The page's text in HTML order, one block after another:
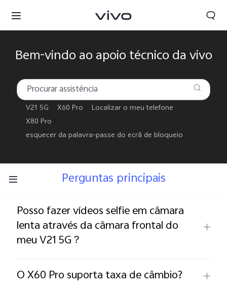
Bem-vindo ao apoio técnico da vivo
V21 5G X60 Pro
Localizar o meu telefone
X80 Pro
esquecer da palavra-passe do ecrã de bloqueio
Perguntas principais
Posso fazer vídeos selfie em câmara
lenta através da câmara frontal do
meu V21 5G？
O X60 Pro suporta taxa de câmbio?